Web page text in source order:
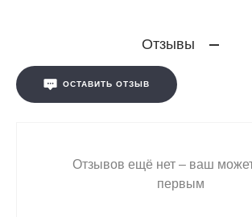
Отзывы
ОСТАВИТЬ ОТЗЫВ
Отзывов ещё нет – ваш может
первым